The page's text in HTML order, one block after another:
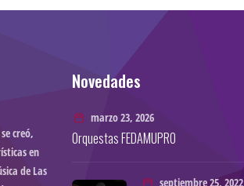
creó,
en
de Las
Novedades
marzo 23, 2026
Orquestas FEDAMUPRO
septiembre 25, 2022